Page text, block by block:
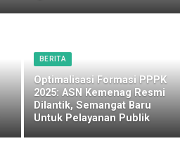
BERITA
Optimalisasi Formasi PPPK
2025: ASN Kemenag Resmi
Dilantik, Semangat Baru
Untuk Pelayanan Publik